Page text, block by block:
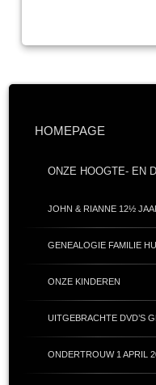
HOMEPAGE
ONZE HOOGTE- EN
JOHN & RIANNE 12½
GENEALOGIE FAMILIE
ONZE KINDEREN
UITGEBRACHTE DVD’S
ONDERTROUW 1 APRIL